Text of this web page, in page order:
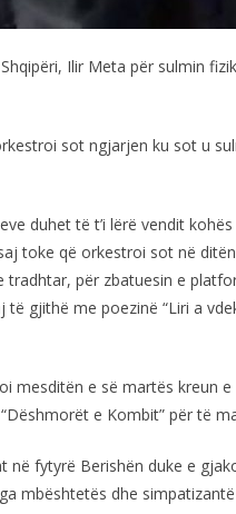
Ilir Meta për sulmin
sot ngjarjen ku sot u
duhet të t’i lërë vendit
toke që orkestroi sot në
tradhtar, për zbatuesin e
gjithë me poezinë “Liri a
mesditën e së martës kreun
e Kombit” për të
në fytyrë Berishën duke e
mbështetës dhe